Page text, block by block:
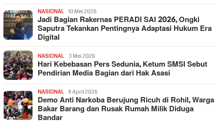
NASIONAL 10 Mei 2026
Jadi Bagian Rakernas PERADI SAI 2026, Ongki
Saputra Tekankan Pentingnya Adaptasi Hukum Era
Digital
NASIONAL 3 Mei 2026
Hari Kebebasan Pers Sedunia, Ketum SMSI Sebut
Pendirian Media Bagian dari Hak Asasi
NASIONAL 11 April 2026
Demo Anti Narkoba Berujung Ricuh di Rohil, Warga
Bakar Barang dan Rusak Rumah Milik Diduga
Bandar